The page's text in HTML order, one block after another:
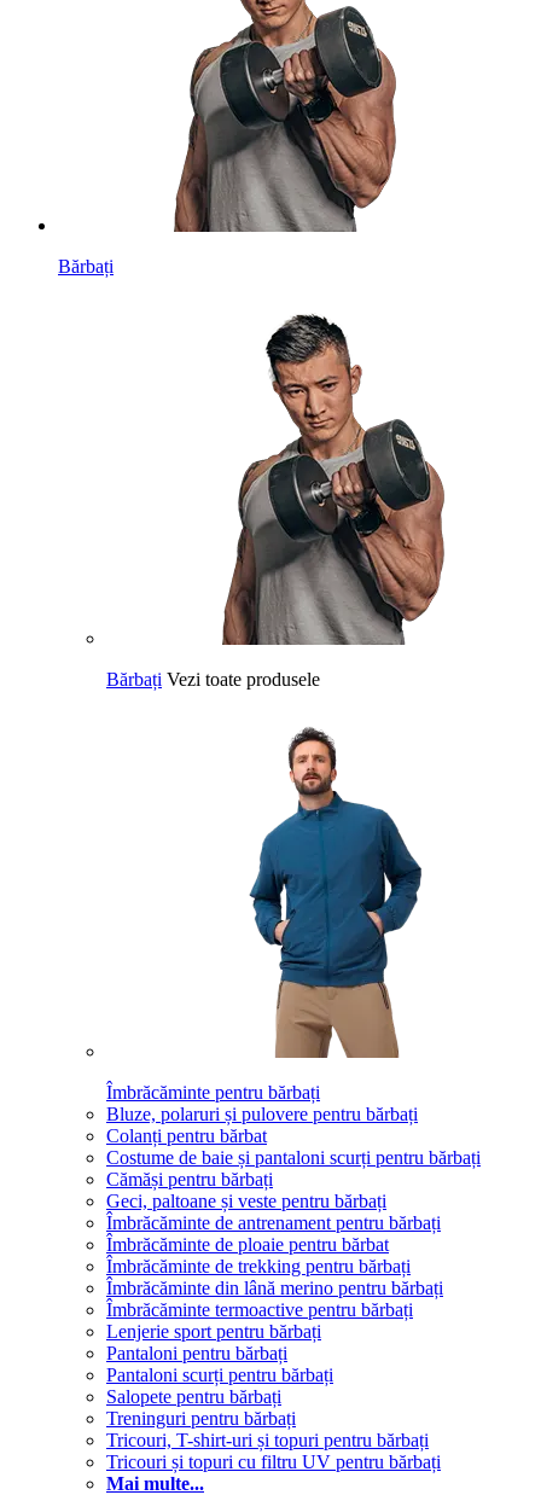
Bărbați
Bărbați Vezi toate produsele
Îmbrăcăminte pentru bărbați
Bluze, polaruri și pulovere pentru bărbați
Colanți pentru bărbat
Costume de baie și pantaloni scurți pentru bărbați
Cămăși pentru bărbați
Geci, paltoane și veste pentru bărbați
Îmbrăcăminte de antrenament pentru bărbați
Îmbrăcăminte de ploaie pentru bărbat
Îmbrăcăminte de trekking pentru bărbați
Îmbrăcăminte din lână merino pentru bărbați
Îmbrăcăminte termoactive pentru bărbați
Lenjerie sport pentru bărbați
Pantaloni pentru bărbați
Pantaloni scurți pentru bărbați
Salopete pentru bărbați
Treninguri pentru bărbați
Tricouri, T-shirt-uri și topuri pentru bărbați
Tricouri și topuri cu filtru UV pentru bărbați
Mai multe...